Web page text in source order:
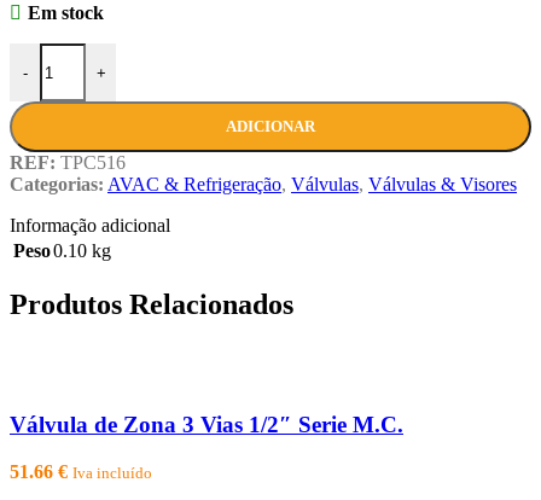
Em stock
-
Quantidade de Pipo de Carga 5/16"
+
ADICIONAR
REF: TPC516
Categorias: AVAC & Refrigeração, Válvulas, Válvulas & Visores
Informação adicional
Peso0.10 kg
Produtos Relacionados
Válvula de Zona 3 Vias 1/2″ Serie M.C.
51.66 € Iva incluído